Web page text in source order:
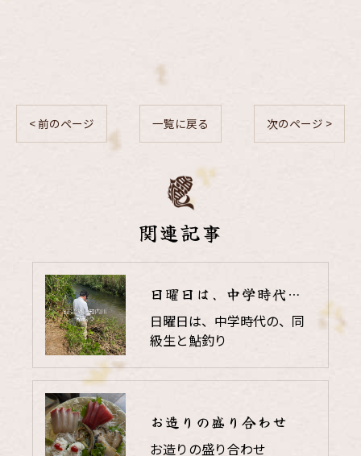
< 前のページ 一覧に戻る 次のページ >
関連記事
日曜日は、中学時代の、同級生と鮎釣り
日曜日は、中学時代の、同
級生と鮎釣り
お造りの盛り合わせ
お造りの盛り合わせ